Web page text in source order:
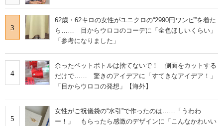
3
62歳・62キロの女性がユニクロの“2990円ワンピ”を着た
ら…… 目からウロコのコーデに「全色ほしいくらい」
「参考になりました」
4
余ったペットボトルは捨てないで！ 側面をカットする
だけで…… 驚きのアイデアに「すてきなアイデア！」
「目からウロコの発想」【海外】
5
女性がご祝儀袋の“水引”で作ったのは……「うわわ
ー！」 もらったら感激のデザインに「こんなかわいい